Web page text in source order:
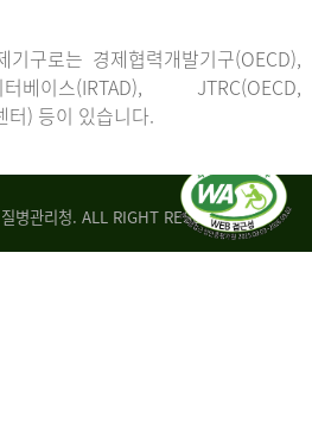
구로는 경제협력개발기구(OECD),
터베이스(IRTAD), JTRC(OECD,
터) 등이 있습니다.
병관리청. ALL RIGHT RESERVED